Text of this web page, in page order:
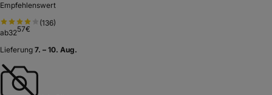
Empfehlenswert
(136)
ab3257€
Lieferung 7. – 10. Aug.